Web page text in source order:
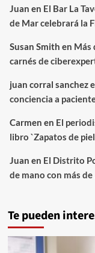
Juan en El Bar La
de Mar celebrará la
Susan Smith en Más
carnés de
juan corral sanchez
conciencia a
Carmen en El
libro `Zapatos de
Juan en El Distrito
de mano con más
Te pueden